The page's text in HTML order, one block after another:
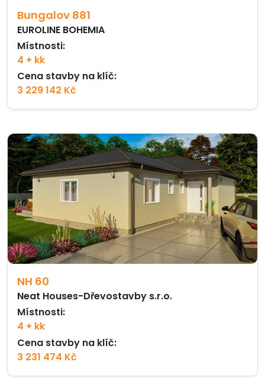
Bungalov 881
EUROLINE BOHEMIA
Místnosti:
4 + kk
Cena stavby na klíč:
3 229 142 Kč
NH 60
Neat Houses-Dřevostavby s.r.o.
Místnosti:
4 + kk
Cena stavby na klíč:
3 231 474 Kč